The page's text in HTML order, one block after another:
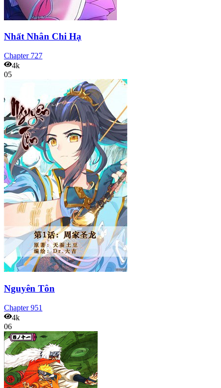
Nhất Nhân Chi Hạ
Chapter 727
4k
05
Nguyên Tôn
Chapter951
4k
06